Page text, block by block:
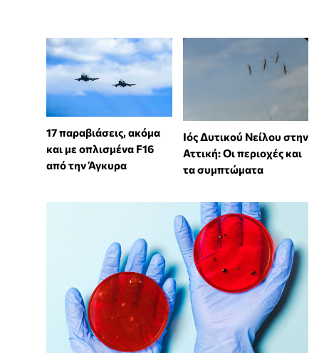
17 παραβιάσεις, ακόμα
και με οπλισμένα F16
από την Άγκυρα
Ιός Δυτικού Νείλου στην
Αττική: Οι περιοχές και
τα συμπτώματα